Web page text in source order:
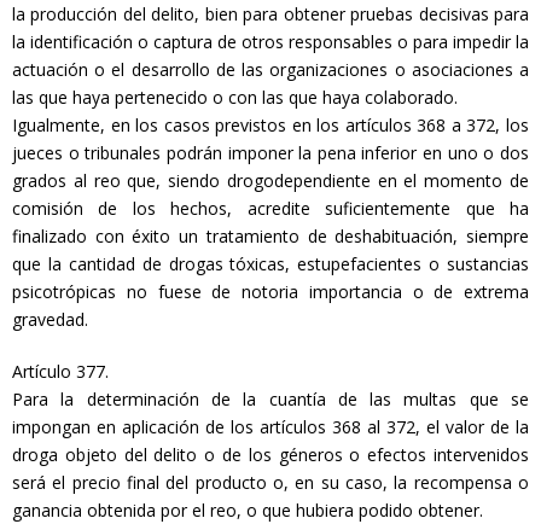
la producción del delito, bien para obtener pruebas decisivas para
la identificación o captura de otros responsables o para impedir la
actuación o el desarrollo de las organizaciones o asociaciones a
las que haya pertenecido o con las que haya colaborado.
Igualmente, en los casos previstos en los artículos 368 a 372, los
jueces o tribunales podrán imponer la pena inferior en uno o dos
grados al reo que, siendo drogodependiente en el momento de
comisión de los hechos, acredite suficientemente que ha
finalizado con éxito un tratamiento de deshabituación, siempre
que la cantidad de drogas tóxicas, estupefacientes o sustancias
psicotrópicas no fuese de notoria importancia o de extrema
gravedad.
Artículo 377.
Para la determinación de la cuantía de las multas que se
impongan en aplicación de los artículos 368 al 372, el valor de la
droga objeto del delito o de los géneros o efectos intervenidos
será el precio final del producto o, en su caso, la recompensa o
ganancia obtenida por el reo, o que hubiera podido obtener.